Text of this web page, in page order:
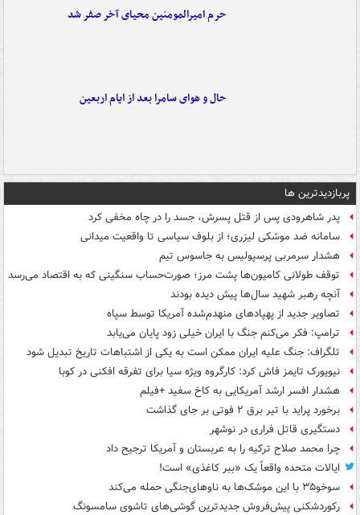
حرم امیرالمومنین محیای آخر صفر شد
حال و هوای سامرا بعد از ایام اربعین
پربازدیدترین ها
پدر شاهرودی پس از قتل پسرش، جسد را در چاه مخفی کرد
سامانه ضد موشکی لیزری؛ از بلوف سیاسی تا واقعیت میدانی
هشدار سرمربی پرسپولیس به جاسوس تیم
توقف طولانی کامیون‌ها پشت مرز؛ صورت‌حساب سنگینی که به اقتصاد می‌رسد
آنچه رهبر شهید سال‌ها پیش دیده بودند
تصاویر جدید از پهپادهای منهدم‌شده آمریکا توسط سپاه
ترامپ: فکر می‌کنم جنگ با ایران خیلی زود پایان می‌یابد
تلگراف: جنگ علیه ایران ممکن است به یکی از اشتباهات تاریخ تبدیل شود
نیویورک تایمز فاش کرد: کارگروه ویژه سیا برای تفرقه افکنی در کوبا
هشدار افسر ارشد آمریکایی به کاخ سفید +فیلم
برخورد پراید با تیر برق ۲ فوتی بر جای گذاشت
دستگیری قاتل فراری در نوشهر
چرا محمد صلاح ترکیه را به عربستان و آمریکا ترجیح داد
ایالات متحده واقعاً یک «ببر کاغذی» است!
سوخو۳۵ با این موشک‌ها به ناوهای‌جنگی حمله می‌کند
رکوردشکنی پیش‌فروش جدیدترین گوشی‌های تاشوی سامسونگ